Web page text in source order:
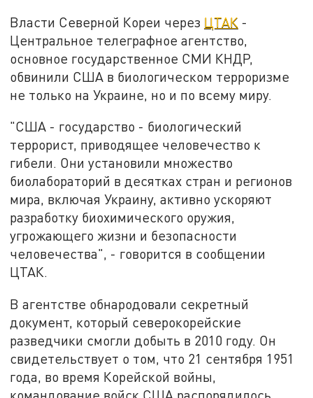
Власти Северной Кореи через ЦТАК -
Центральное телеграфное агентство,
основное государственное СМИ КНДР,
обвинили США в биологическом терроризме
не только на Украине, но и по всему миру.
"США - государство - биологический
террорист, приводящее человечество к
гибели. Они установили множество
биолабораторий в десятках стран и регионов
мира, включая Украину, активно ускоряют
разработку биохимического оружия,
угрожающего жизни и безопасности
человечества", - говорится в сообщении
ЦТАК.
В агентстве обнародовали секретный
документ, который северокорейские
разведчики смогли добыть в 2010 году. Он
свидетельствует о том, что 21 сентября 1951
года, во время Корейской войны,